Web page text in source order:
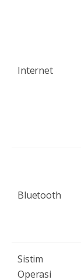
Internet
Bluetooth
Sistim
Operasi